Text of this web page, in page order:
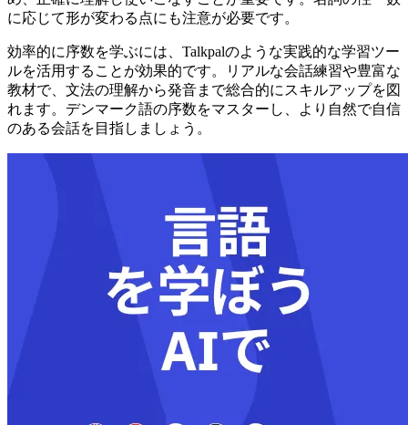
に応じて形が変わる点にも注意が必要です。
効率的に序数を学ぶには、Talkpalのような実践的な学習ツー
ルを活用することが効果的です。リアルな会話練習や豊富な
教材で、文法の理解から発音まで総合的にスキルアップを図
れます。デンマーク語の序数をマスターし、より自然で自信
のある会話を目指しましょう。